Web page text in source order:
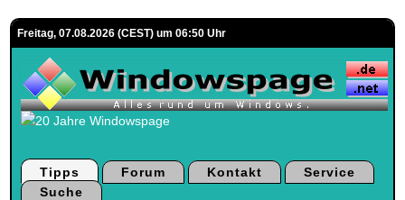
Freitag, 07.08.2026 (CEST) um 06:50 Uhr
Tipps Forum Kontakt
Service
Suche